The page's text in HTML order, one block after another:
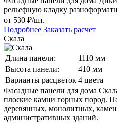
рельефную кладку
от 530 ₽/шт.
Подробнее Заказать расчет
Скала
Длина панели:
1110 мм
Высота панели:
410 мм
Варианты расцветок 4 цвета
Фасадные панели для дома
плоские камни горных пород.
деревянных, монолитных,
административных зданий.